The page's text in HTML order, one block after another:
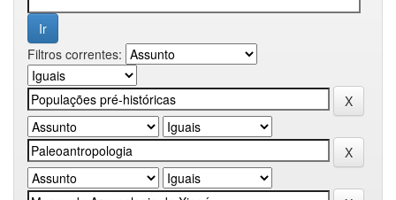
Filtros correntes: